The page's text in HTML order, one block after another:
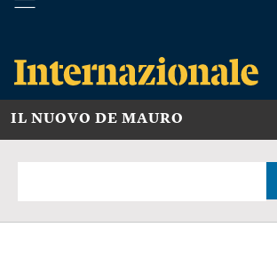
IL NUOVO DE MAURO